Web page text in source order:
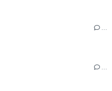
…
…